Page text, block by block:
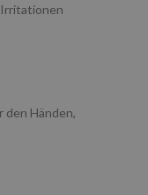
den Händen,